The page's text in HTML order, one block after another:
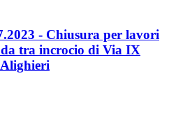
- Chiusura per lavori
tra incrocio di Via IX